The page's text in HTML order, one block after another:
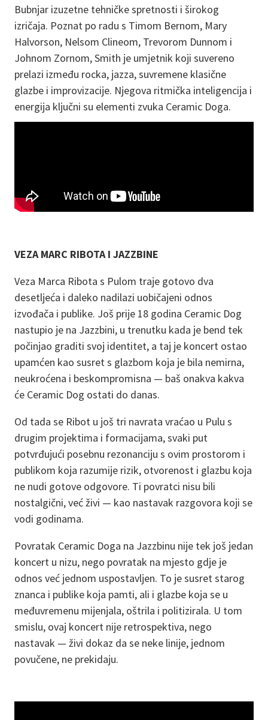
Bubnjar izuzetne tehničke spretnosti i širokog
izričaja. Poznat po radu s Timom Bernom, Mary
Halvorson, Nelsom Clineom, Trevorom Dunnom i
Johnom Zornom, Smith je umjetnik koji suvereno
prelazi između rocka, jazza, suvremene klasične
glazbe i improvizacije. Njegova ritmička inteligencija i
energija ključni su elementi zvuka Ceramic Doga.
VEZA MARC RIBOTA I JAZZBINE
Veza Marca Ribota s Pulom traje gotovo dva
desetljeća i daleko nadilazi uobičajeni odnos
izvođača i publike. Još prije 18 godina Ceramic Dog
nastupio je na Jazzbini, u trenutku kada je bend tek
počinjao graditi svoj identitet, a taj je koncert ostao
upamćen kao susret s glazbom koja je bila nemirna,
neukroćena i beskompromisna — baš onakva kakva
će Ceramic Dog ostati do danas.
Od tada se Ribot u još tri navrata vraćao u Pulu s
drugim projektima i formacijama, svaki put
potvrđujući posebnu rezonanciju s ovim prostorom i
publikom koja razumije rizik, otvorenost i glazbu koja
ne nudi gotove odgovore. Ti povratci nisu bili
nostalgični, već živi — kao nastavak razgovora koji se
vodi godinama.
Povratak Ceramic Doga na Jazzbinu nije tek još jedan
koncert u nizu, nego povratak na mjesto gdje je
odnos već jednom uspostavljen. To je susret starog
znanca i publike koja pamti, ali i glazbe koja se u
međuvremenu mijenjala, oštrila i politizirala. U tom
smislu, ovaj koncert nije retrospektiva, nego
nastavak — živi dokaz da se neke linije, jednom
povučene, ne prekidaju.